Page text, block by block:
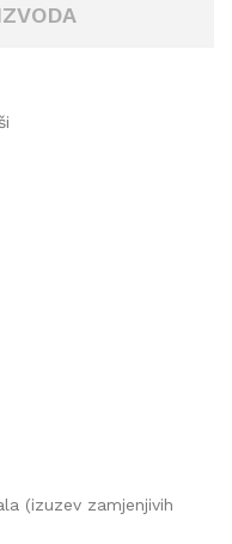
(izuzev zamjenjivih